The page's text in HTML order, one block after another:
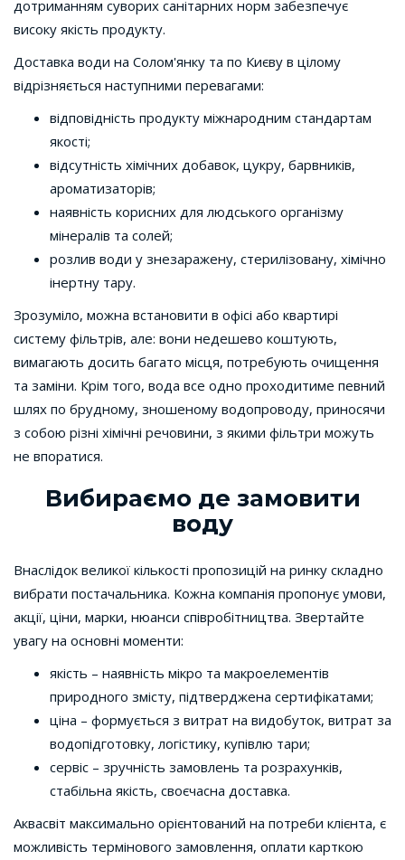
дотриманням суворих санітарних норм забезпечує
високу якість продукту.
Доставка води на Солом'янку та по Києву в цілому
відрізняється наступними перевагами:
відповідність продукту міжнародним стандартам
якості;
відсутність хімічних добавок, цукру, барвників,
ароматизаторів;
наявність корисних для людського організму
мінералів та солей;
розлив води у знезаражену, стерилізовану, хімічно
інертну тару.
Зрозуміло, можна встановити в офісі або квартирі
систему фільтрів, але: вони недешево коштують,
вимагають досить багато місця, потребують очищення
та заміни. Крім того, вода все одно проходитиме певний
шлях по брудному, зношеному водопроводу, приносячи
з собою різні хімічні речовини, з якими фільтри можуть
не впоратися.
Вибираємо де замовити
воду
Внаслідок великої кількості пропозицій на ринку складно
вибрати постачальника. Кожна компанія пропонує умови,
акції, ціни, марки, нюанси співробітництва. Звертайте
увагу на основні моменти:
якість – наявність мікро та макроелементів
природного змісту, підтверджена сертифікатами;
ціна – формується з витрат на видобуток, витрат за
водопідготовку, логістику, купівлю тари;
сервіс – зручність замовлень та розрахунків,
стабільна якість, своєчасна доставка.
Аквасвіт максимально орієнтований на потреби клієнта, є
можливість термінового замовлення, оплати карткою